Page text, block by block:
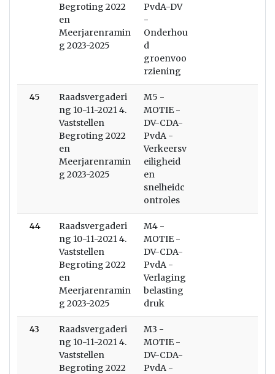
Begroting 2022
en
Meerjarenramin
g 2023-2025
PvdA-DV
-
Onderhou
d
groenvoo
rziening
45
Raadsvergaderi
ng 10-11-2021 4.
Vaststellen
Begroting 2022
en
Meerjarenramin
g 2023-2025
M5 -
MOTIE -
DV-CDA-
PvdA -
Verkeersv
eiligheid
en
snelheidc
ontroles
44
Raadsvergaderi
ng 10-11-2021 4.
Vaststellen
Begroting 2022
en
Meerjarenramin
g 2023-2025
M4 -
MOTIE -
DV-CDA-
PvdA -
Verlaging
belasting
druk
43
Raadsvergaderi
ng 10-11-2021 4.
Vaststellen
Begroting 2022
M3 -
MOTIE -
DV-CDA-
PvdA -